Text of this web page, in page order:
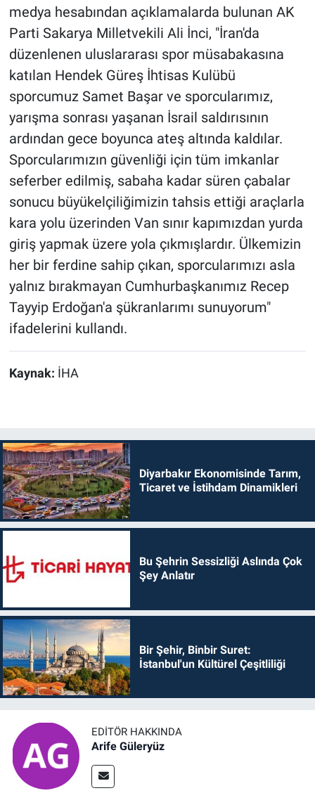
medya hesabından açıklamalarda bulunan AK
Parti Sakarya Milletvekili Ali İnci, "İran'da
düzenlenen uluslararası spor müsabakasına
katılan Hendek Güreş İhtisas Kulübü
sporcumuz Samet Başar ve sporcularımız,
yarışma sonrası yaşanan İsrail saldırısının
ardından gece boyunca ateş altında kaldılar.
Sporcularımızın güvenliği için tüm imkanlar
seferber edilmiş, sabaha kadar süren çabalar
sonucu büyükelçiliğimizin tahsis ettiği araçlarla
kara yolu üzerinden Van sınır kapımızdan yurda
giriş yapmak üzere yola çıkmışlardır. Ülkemizin
her bir ferdine sahip çıkan, sporcularımızı asla
yalnız bırakmayan Cumhurbaşkanımız Recep
Tayyip Erdoğan'a şükranlarımı sunuyorum"
ifadelerini kullandı.
Kaynak: İHA
Diyarbakır Ekonomisinde Tarım,
Ticaret ve İstihdam Dinamikleri
Bu Şehrin Sessizliği Aslında Çok
Şey Anlatır
Bir Şehir, Binbir Suret:
İstanbul'un Kültürel Çeşitliliği
EDITÖR HAKKINDA
Arife Güleryüz